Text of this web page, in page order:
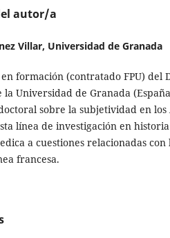
autor/a
Villar, Universidad de Granada
formación (contratado FPU) del
la Universidad de Granada
sobre la subjetividad en los
línea de investigación en
a cuestiones relacionadas con
francesa.